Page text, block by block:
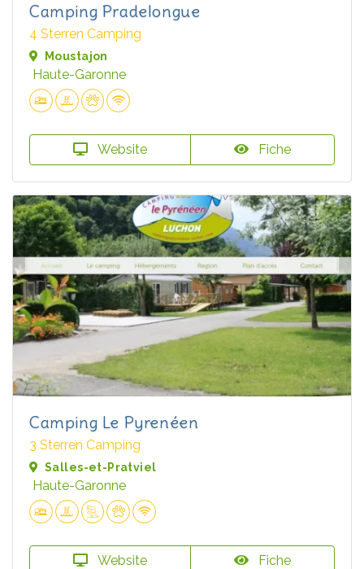
Camping Pradelongue
4 Sterren Camping
Moustajon
Haute-Garonne
Website Fiche
Camping Le Pyrenéen
3 Sterren Camping
Salles-et-Pratviel
Haute-Garonne
Website Fiche